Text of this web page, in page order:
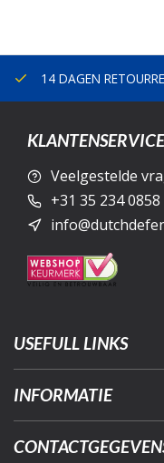
14 DAGEN
KLANTENSERVICE
Veelgestelde
+31 35 234 0858
USEFULL LINKS
INFORMATIE